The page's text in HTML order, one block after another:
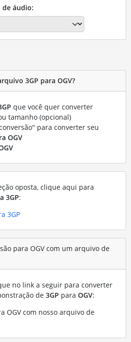
de áudio:
3GP para OGV?
que você quer converter
tamanho (opcional)
para converter seu
OGV
oposta, clique aqui para
3GP:
3GP
para OGV com um arquivo de
no link a seguir para converter
de 3GP para OGV:
OGV com nosso arquivo de